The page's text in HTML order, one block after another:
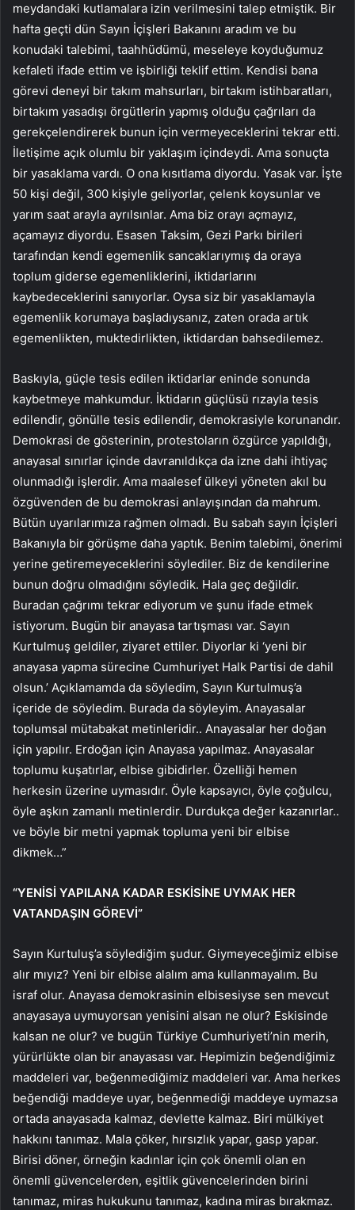
meydandaki kutlamalara izin verilmesini talep etmiştik. Bir
hafta geçti dün Sayın İçişleri Bakanını aradım ve bu
konudaki talebimi, taahhüdümü, meseleye koyduğumuz
kefaleti ifade ettim ve işbirliği teklif ettim. Kendisi bana
görevi deneyi bir takım mahsurları, birtakım istihbaratları,
birtakım yasadışı örgütlerin yapmış olduğu çağrıları da
gerekçelendirerek bunun için vermeyeceklerini tekrar etti.
İletişime açık olumlu bir yaklaşım içindeydi. Ama sonuçta
bir yasaklama vardı. O ona kısıtlama diyordu. Yasak var. İşte
50 kişi değil, 300 kişiyle geliyorlar, çelenk koysunlar ve
yarım saat arayla ayrılsınlar. Ama biz orayı açmayız,
açamayız diyordu. Esasen Taksim, Gezi Parkı birileri
tarafından kendi egemenlik sancaklarıymış da oraya
toplum giderse egemenliklerini, iktidarlarını
kaybedeceklerini sanıyorlar. Oysa siz bir yasaklamayla
egemenlik korumaya başladıysanız, zaten orada artık
egemenlikten, muktedirlikten, iktidardan bahsedilemez.
Baskıyla, güçle tesis edilen iktidarlar eninde sonunda
kaybetmeye mahkumdur. İktidarın güçlüsü rızayla tesis
edilendir, gönülle tesis edilendir, demokrasiyle korunandır.
Demokrasi de gösterinin, protestoların özgürce yapıldığı,
anayasal sınırlar içinde davranıldıkça da izne dahi ihtiyaç
olunmadığı işlerdir. Ama maalesef ülkeyi yöneten akıl bu
özgüvenden de bu demokrasi anlayışından da mahrum.
Bütün uyarılarımıza rağmen olmadı. Bu sabah sayın İçişleri
Bakanıyla bir görüşme daha yaptık. Benim talebimi, önerimi
yerine getiremeyeceklerini söylediler. Biz de kendilerine
bunun doğru olmadığını söyledik. Hala geç değildir.
Buradan çağrımı tekrar ediyorum ve şunu ifade etmek
istiyorum. Bugün bir anayasa tartışması var. Sayın
Kurtulmuş geldiler, ziyaret ettiler. Diyorlar ki ‘yeni bir
anayasa yapma sürecine Cumhuriyet Halk Partisi de dahil
olsun.’ Açıklamamda da söyledim, Sayın Kurtulmuş’a
içeride de söyledim. Burada da söyleyim. Anayasalar
toplumsal mütabakat metinleridir.. Anayasalar her doğan
için yapılır. Erdoğan için Anayasa yapılmaz. Anayasalar
toplumu kuşatırlar, elbise gibidirler. Özelliği hemen
herkesin üzerine uymasıdır. Öyle kapsayıcı, öyle çoğulcu,
öyle aşkın zamanlı metinlerdir. Durdukça değer kazanırlar..
ve böyle bir metni yapmak topluma yeni bir elbise
dikmek…”
“YENİSİ YAPILANA KADAR ESKİSİNE UYMAK HER
VATANDAŞIN GÖREVİ”
Sayın Kurtuluş’a söylediğim şudur. Giymeyeceğimiz elbise
alır mıyız? Yeni bir elbise alalım ama kullanmayalım. Bu
israf olur. Anayasa demokrasinin elbisesiyse sen mevcut
anayasaya uymuyorsan yenisini alsan ne olur? Eskisinde
kalsan ne olur? ve bugün Türkiye Cumhuriyeti’nin merih,
yürürlükte olan bir anayasası var. Hepimizin beğendiğimiz
maddeleri var, beğenmediğimiz maddeleri var. Ama herkes
beğendiği maddeye uyar, beğenmediği maddeye uymazsa
ortada anayasada kalmaz, devlette kalmaz. Biri mülkiyet
hakkını tanımaz. Mala çöker, hırsızlık yapar, gasp yapar.
Birisi döner, örneğin kadınlar için çok önemli olan en
önemli güvencelerden, eşitlik güvencelerinden birini
tanımaz, miras hukukunu tanımaz, kadına miras bırakmaz.